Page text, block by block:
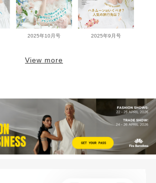
2025年10月号 2025年9月号
View more